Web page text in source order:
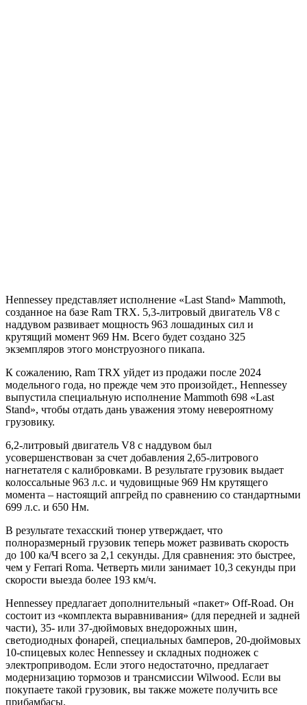
Hennessey представляет исполнение «Last Stand» Mammoth,
созданное на базе Ram TRX. 5,3-литровый двигатель V8 с
наддувом развивает мощность 963 лошадиных сил и
крутящий момент 969 Нм. Всего будет создано 325
экземпляров этого монструозного пикапа.
К сожалению, Ram TRX уйдет из продажи после 2024
модельного года, но прежде чем это произойдет., Hennessey
выпустила специальную исполнение Mammoth 698 «Last
Stand», чтобы отдать дань уважения этому невероятному
грузовику.
6,2-литровый двигатель V8 с наддувом был
усовершенствован за счет добавления 2,65-литрового
нагнетателя с калибровками. В результате грузовик выдает
колоссальные 963 л.с. и чудовищные 969 Нм крутящего
момента – настоящий апгрейд по сравнению со стандартными
699 л.с. и 650 Нм.
В результате техасский тюнер утверждает, что
полноразмерный грузовик теперь может развивать скорость
до 100 ка/Ч всего за 2,1 секунды. Для сравнения: это быстрее,
чем у Ferrari Roma. Четверть мили занимает 10,3 секунды при
скорости выезда более 193 км/ч.
Hennessey предлагает дополнительный «пакет» Off-Road. Он
состоит из «комплекта выравнивания» (для передней и задней
части), 35- или 37-дюймовых внедорожных шин,
светодиодных фонарей, специальных бамперов, 20-дюймовых
10-спицевых колес Hennessey и складных подножек с
электроприводом. Если этого недостаточно, предлагает
модернизацию тормозов и трансмиссии Wilwood. Если вы
покупаете такой грузовик, вы также можете получить все
прибамбасы.